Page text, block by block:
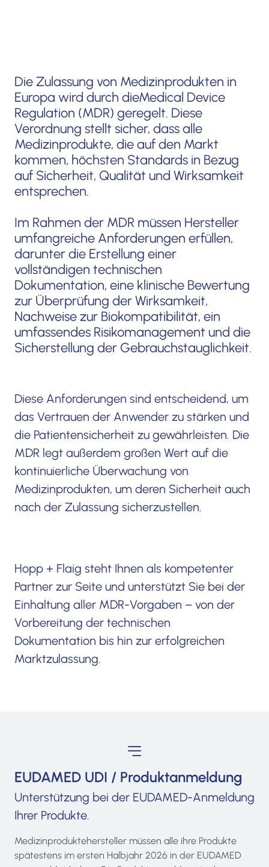
Die Zulassung von Medizinprodukten in
Europa wird durch dieMedical Device
Regulation (MDR) geregelt. Diese
Verordnung stellt sicher, dass alle
Medizinprodukte, die auf den Markt
kommen, höchsten Standards in Bezug
auf Sicherheit, Qualität und Wirksamkeit
entsprechen.
Im Rahmen der MDR müssen Hersteller
umfangreiche Anforderungen erfüllen,
darunter die Erstellung einer
vollständigen technischen
Dokumentation, eine klinische Bewertung
zur Überprüfung der Wirksamkeit,
Nachweise zur Biokompatibilität, ein
umfassendes Risikomanagement und die
Sicherstellung der Gebrauchstauglichkeit.
Diese Anforderungen sind entscheidend, um
das Vertrauen der Anwender zu stärken und
die Patientensicherheit zu gewährleisten. Die
MDR legt außerdem großen Wert auf die
kontinuierliche Überwachung von
Medizinprodukten, um deren Sicherheit auch
nach der Zulassung sicherzustellen.
Hopp + Flaig steht Ihnen als kompetenter
Partner zur Seite und unterstützt Sie bei der
Einhaltung aller MDR-Vorgaben – von der
Vorbereitung der technischen
Dokumentation bis hin zur erfolgreichen
Marktzulassung.
EUDAMED UDI / Produktanmeldung
Unterstützung bei der EUDAMED-Anmeldung
Ihrer Produkte.
Medizinproduktehersteller müssen alle ihre Produkte
spätestens im ersten Halbjahr 2026 in der EUDAMED